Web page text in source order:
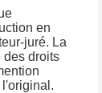
en
juré. La
des droits